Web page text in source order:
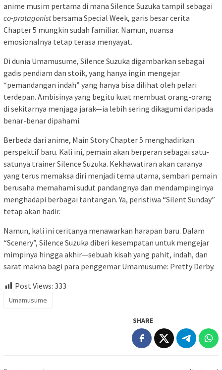
anime musim pertama di mana Silence Suzuka tampil sebagai
co-protagonistbersama Special Week, garis besar cerita
Chapter 5 mungkin sudah familiar. Namun, nuansa
emosionalnya tetap terasa menyayat.
Di dunia Umamusume, Silence Suzuka digambarkan sebagai
gadis pendiam dan stoik, yang hanya ingin mengejar
“pemandangan indah” yang hanya bisa dilihat oleh pelari
terdepan. Ambisinya yang begitu kuat membuat orang-orang
di sekitarnya menjaga jarak—ia lebih sering dikagumi daripada
benar-benar dipahami.
Berbeda dari anime, Main Story Chapter 5 menghadirkan
perspektif baru. Kali ini, pemain akan berperan sebagai satu-
satunya trainer Silence Suzuka. Kekhawatiran akan caranya
yang terus memaksa diri menjadi tema utama, sembari pemain
berusaha memahami sudut pandangnya dan mendampinginya
menghadapi berbagai tantangan. Ya, peristiwa “Silent Sunday”
tetap akan hadir.
Namun, kali ini ceritanya menawarkan harapan baru. Dalam
“Scenery”, Silence Suzuka diberi kesempatan untuk mengejar
mimpinya hingga akhir—sebuah kisah yang pahit, indah, dan
sarat makna bagi para penggemar Umamusume: Pretty Derby.
Post Views: 333
Umamusume
SHARE